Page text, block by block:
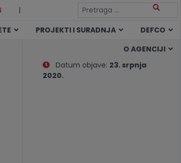
|
PROJEKTI I SURADNJA
DEFCO
O AGENCIJI
Datum objave: 23. srpnja
2020.